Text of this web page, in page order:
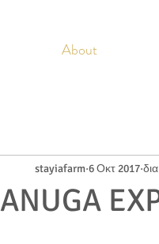
About
ANUGA
stayiafarm 6 Οκτ 2017